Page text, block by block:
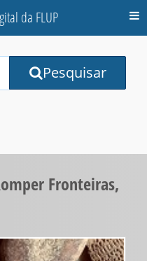
da FLUP
Pesquisar
Fronteiras,